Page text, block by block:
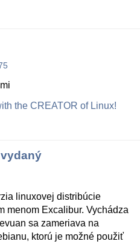
the CREATOR of Linux!
linuxovej distribúcie
menom Excalibur. Vychádza
sa zameriava na
ktorú je možné použiť